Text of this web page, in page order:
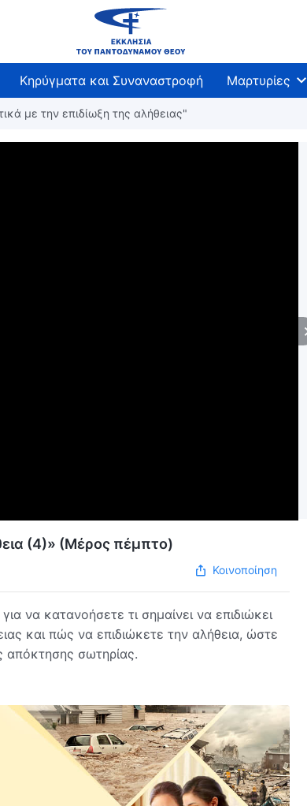
Κηρύγματα και Συναναστροφή Μαρτυρίες
με την επιδίωξη της αλήθειας"
(4)» (Μέρος πέμπτο)
Κοινοποίηση
να κατανοήσετε τι σημαίνει να επιδιώκει
και πώς να επιδιώκετε την αλήθεια, ώστε
απόκτησης σωτηρίας.